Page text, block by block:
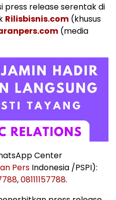
press release serentak di
Rilisbisnis.com (khusus
(media
Center
Pers Indonesia /PSPI):
,08111157788.